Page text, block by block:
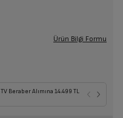
Ürün Bilgi Formu
Beraber Alımına 14.499 TL